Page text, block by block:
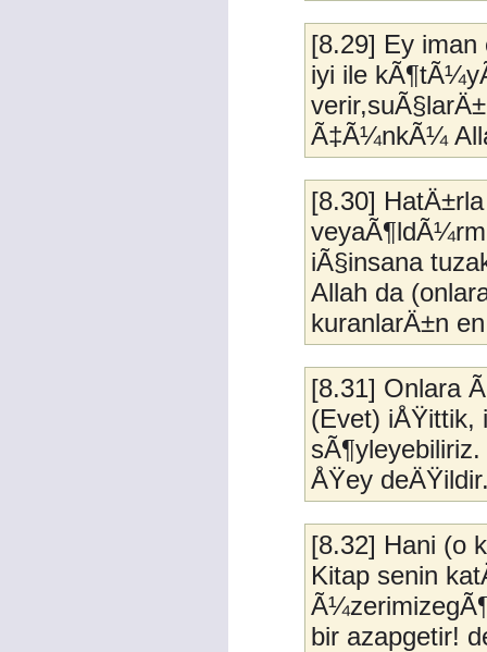
[8.29] Ey iman
iyi ile
Ã‡Ã¼nkÃ¼
[8.30]
iÃ§insana
Allah da
kuranlarÄ±n
[8.31] Onlara
(Evet) iÅŸittik,
ÅŸey
[8.32] Hani (o
Kitap senin
bir azapgetir!